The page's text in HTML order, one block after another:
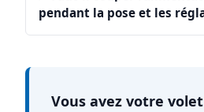
pendant la pose et les
Vous avez votre